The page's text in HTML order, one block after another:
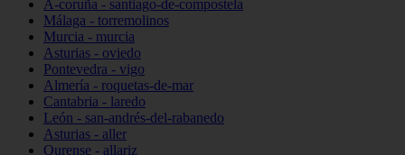
A-coruña - santiago-de-compostela
Málaga - torremolinos
Murcia - murcia
Asturias - oviedo
Pontevedra - vigo
Almería - roquetas-de-mar
Cantabria - laredo
León - san-andrés-del-rabanedo
Asturias - aller
Ourense - allariz